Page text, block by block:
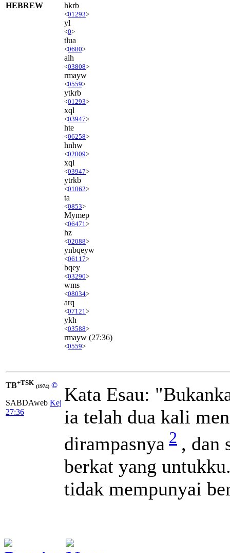
HEBREW hkrb
<01293>
yl
<0>
tlua
<0680>
alh
<03808>
rmayw
<0559>
ytkrb
<01293>
xql
<03947>
hte
<06258>
hnhw
<02009>
xql
<03947>
ytrkb
<01062>
ta
<0853>
Mymep
<06471 >
hz
<02088>
ynbqeyw
<06117>
bqey
<03290>
wms
<08034>
arq
<07121 >
ykh
<03588>
rmayw (27:36)
<0559>
TB+TSK (1974) ©
SABDAweb Kej
27:36
Kata Esau:
ia telah dua kali
dirampasnya 2 , dan
berkat yang
tidak mempunyai